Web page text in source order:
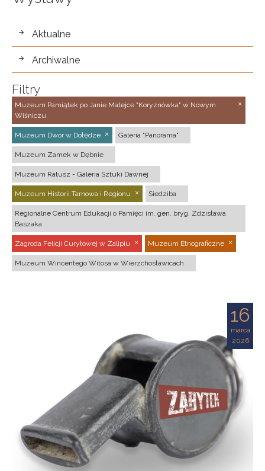
wystawy
Aktualne
Archiwalne
Filtry
Muzeum Pamiątek po Janie Matejce "Koryznówka" w Nowym
Wiśniczu
Muzeum Dwór w Dołędze Galeria "Panorama"
Muzeum Zamek w Dębnie
Muzeum Ratusz - Galeria Sztuki Dawnej
Muzeum Historii Tarnowa i Regionu Siedziba
Regionalne Centrum Edukacji o Pamięci im. gen. bryg. Zdzisława
Baszaka
Zagroda Felicji Curyłowej w Zalipiu Muzeum Etnograficzne
Muzeum Wincentego Witosa w Wierzchosławicach
16
marca
2026